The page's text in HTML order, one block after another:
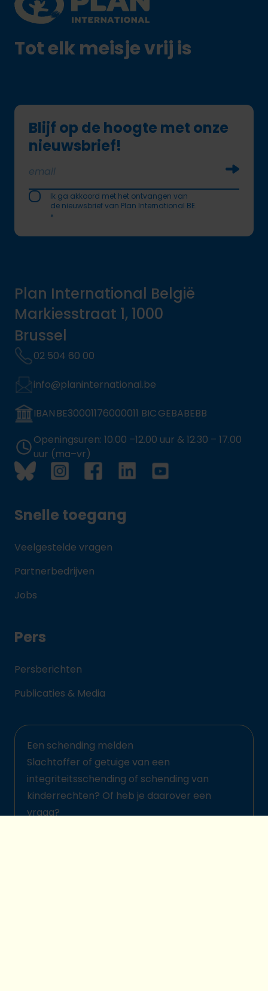
Tot elk meisje vrij is
Blijf op de hoogte met onze
nieuwsbrief!
Ik ga akkoord met het ontvangen van
de nieuwsbrief van Plan International BE.
*
Plan International België
Markiesstraat 1, 1000
Brussel
02 504 60 00
info@planinternational.be
IBAN BE30001176000011 BIC GEBABEBB
Openingsuren: 10.00 –12.00 uur & 12.30 – 17.00
uur (ma–vr)
Snelle toegang
Veelgestelde vragen
Partnerbedrijven
Jobs
Pers
Persberichten
Publicaties & Media
Een schending melden
Slachtoffer of getuige van een
integriteitsschending of schending van
kinderrechten? Of heb je daarover een
vraag?